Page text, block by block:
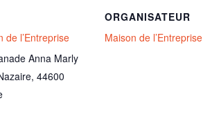
de l’Entreprise
Anna Marly
, 44600
ORGANISATEUR
Maison de l’Entreprise